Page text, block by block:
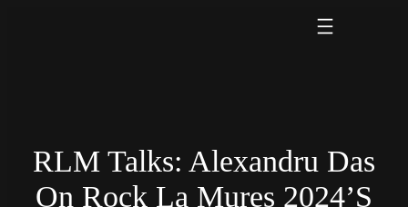
RLM Talks: Alexandru Das
On Rock La Mures 2024’s